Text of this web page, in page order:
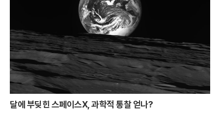
달에 부딪힌 스페이스X, 과학적 통찰 얻나?